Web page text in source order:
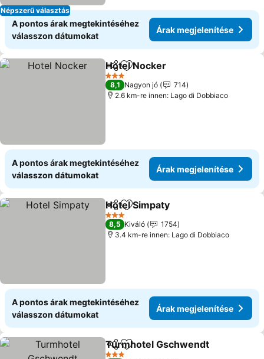
Népszerű választás
A pontos árak megtekintéséhez
válasszon dátumokat
Árak megjelenítése
Megosztás
Hozzáadás a kedvencekhez
Hotel Nocker
3 Kategória
8,1 Nagyon jó
714
2.6 km-re innen: Lago di Dobbiaco
A pontos árak megtekintéséhez
válasszon dátumokat
Árak megjelenítése
Megosztás
Hozzáadás a kedvencekhez
Hotel Simpaty
3 Kategória
8,5 Kiváló
1754
3.4 km-re innen: Lago di Dobbiaco
A pontos árak megtekintéséhez
válasszon dátumokat
Árak megjelenítése
Megosztás
Hozzáadás a kedvencekhez
Turmhotel Gschwendt